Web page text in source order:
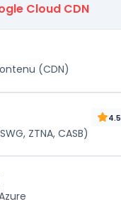
Cloud CDN
(CDN)
4.5
ZTNA, CASB)